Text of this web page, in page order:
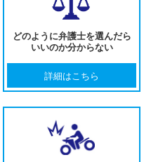
どのように弁護士を選んだら
いいのか分からない
詳細はこちら